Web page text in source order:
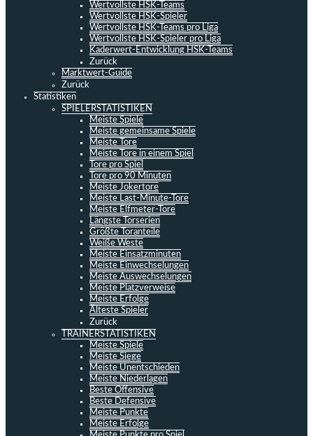
Wertvollste HSK-Teams
Wertvollste HSK-Spieler
Wertvollste HSK-Teams pro Liga
Wertvollste HSK-Spieler pro Liga
Kaderwert-Entwicklung HSK-Teams
Zurück
Marktwert-Guide
Zurück
Statistiken
SPIELERSTATISTIKEN
Meiste Spiele
Meiste gemeinsame Spiele
Meiste Tore
Meiste Tore in einem Spiel
Tore pro Spiel
Tore pro 90 Minuten
Meiste Jokertore
Meiste Last-Minute-Tore
Meiste Elfmeter-Tore
Längste Torserien
Größte Toranteile
Weiße Weste
Meiste Einsatzminuten
Meiste Einwechselungen
Meiste Auswechselungen
Meiste Platzverweise
Meiste Erfolge
Älteste Spieler
Zurück
TRAINERSTATISTIKEN
Meiste Spiele
Meiste Siege
Meiste Unentschieden
Meiste Niederlagen
Beste Offensive
Beste Defensive
Meiste Punkte
Meiste Erfolge